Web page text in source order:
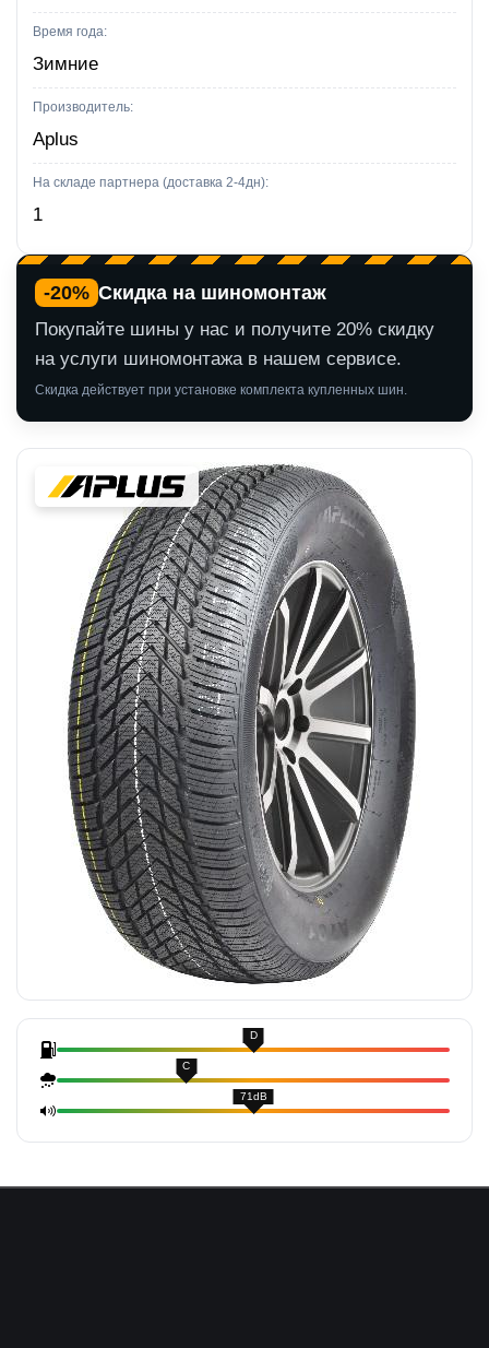
Время года:
Зимние
Производитель:
Aplus
На складе партнера (доставка 2-4дн):
1
-20% Скидка на шиномонтаж
Покупайте шины у нас и получите 20% скидку
на услуги шиномонтажа в нашем сервисе.
Скидка действует при установке комплекта купленных шин.
D
C
71dB